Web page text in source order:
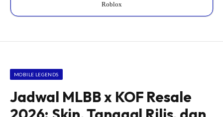
Roblox
MOBILE LEGENDS
Jadwal MLBB x KOF Resale